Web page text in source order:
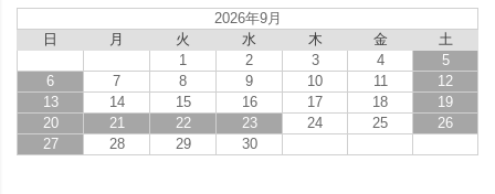
2026年9月
日
月 火 水 木 金
土
1
2 3 4
5
6
7 8 9 10 11
12
13
14 15 16 17 18
19
20
21 22 23 24 25
26
27
28 29 30